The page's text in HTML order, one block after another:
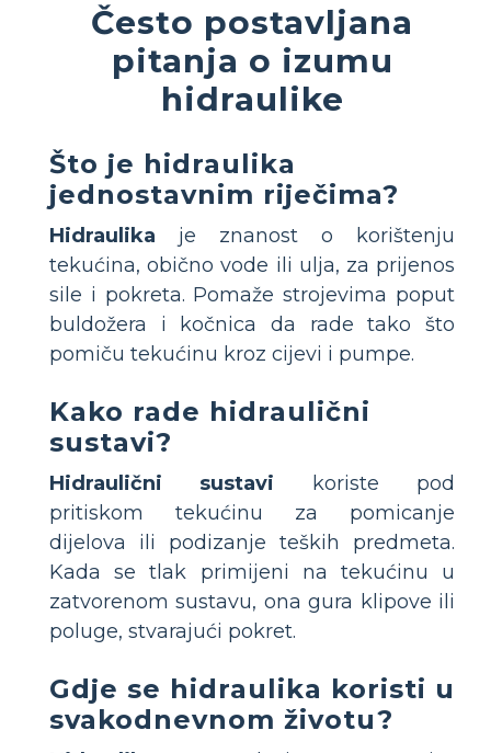
Često postavljana
pitanja o izumu
hidraulike
Što je hidraulika
jednostavnim riječima?
Hidraulika je znanost o korištenju
tekućina, obično vode ili ulja, za prijenos
sile i pokreta. Pomaže strojevima poput
buldožera i kočnica da rade tako što
pomiču tekućinu kroz cijevi i pumpe.
Kako rade hidraulični
sustavi?
Hidraulični sustavi koriste pod
pritiskom tekućinu za pomicanje
dijelova ili podizanje teških predmeta.
Kada se tlak primijeni na tekućinu u
zatvorenom sustavu, ona gura klipove ili
poluge, stvarajući pokret.
Gdje se hidraulika koristi u
svakodnevnom životu?